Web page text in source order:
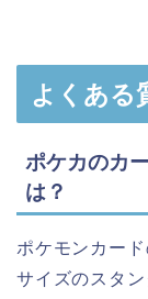
よくある
ポケカのカ
は？
ポケモンカー
サイズのスタ